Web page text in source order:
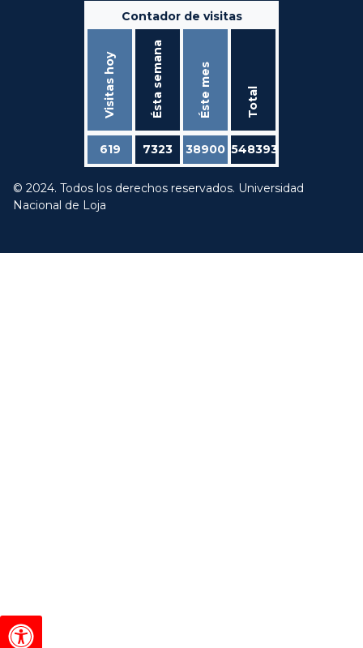
Contador de visitas
Visitas hoy Ésta semana Éste mes Total
619 7323 38900 548393
© 2024. Todos los derechos reservados. Universidad
Nacional de Loja